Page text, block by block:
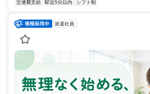
交通費支給 駅近5分以内 シフト制
派遣社員